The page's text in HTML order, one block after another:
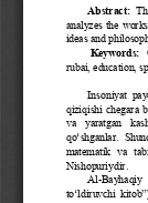
Abstract:
analyzes the
ideas and
Keywords:
rubai, education,
Insoniyat
qiziqishi chegara
va  yaratgan
qo‘shganlar.
matematik  va
Nishopuriydir.
Al-Bayhaqiy
to‘ldiruvchi kitob”